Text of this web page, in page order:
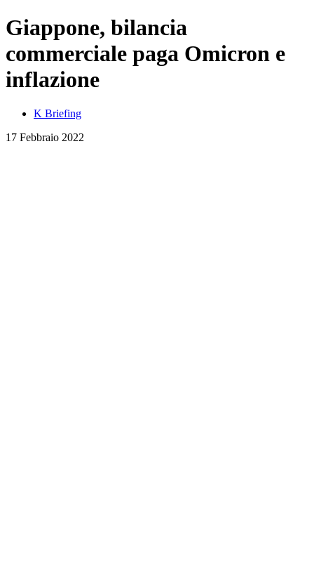
Giappone, bilancia
commerciale paga Omicron e
inflazione
K Briefing
17 Febbraio 2022